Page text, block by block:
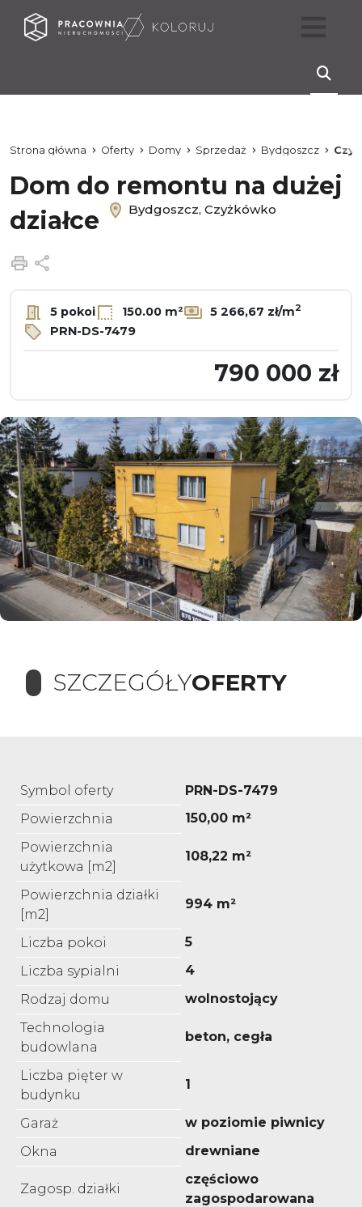
Strona główna Oferty Domy Sprzedaż Bydgoszcz
Dom do remontu na dużej
działce
Bydgoszcz, Czyżkówko
Drukuj
5 pokoi 150.00 m² 5 266,67 zł/m2
PRN-DS-7479
790 000 zł
SZCZEGÓŁYOFERTY
Symbol oferty
PRN-DS-7479
Powierzchnia
150,00 m²
Powierzchnia
użytkowa [m2]
108,22 m²
Powierzchnia działki
[m2]
994 m²
Liczba pokoi
5
Liczba sypialni
4
Rodzaj domu
wolnostojący
Technologia
budowlana
beton, cegła
Liczba pięter w
budynku
1
Garaż
w poziomie piwnicy
Okna
drewniane
Zagosp. działki
częściowo
zagospodarowana